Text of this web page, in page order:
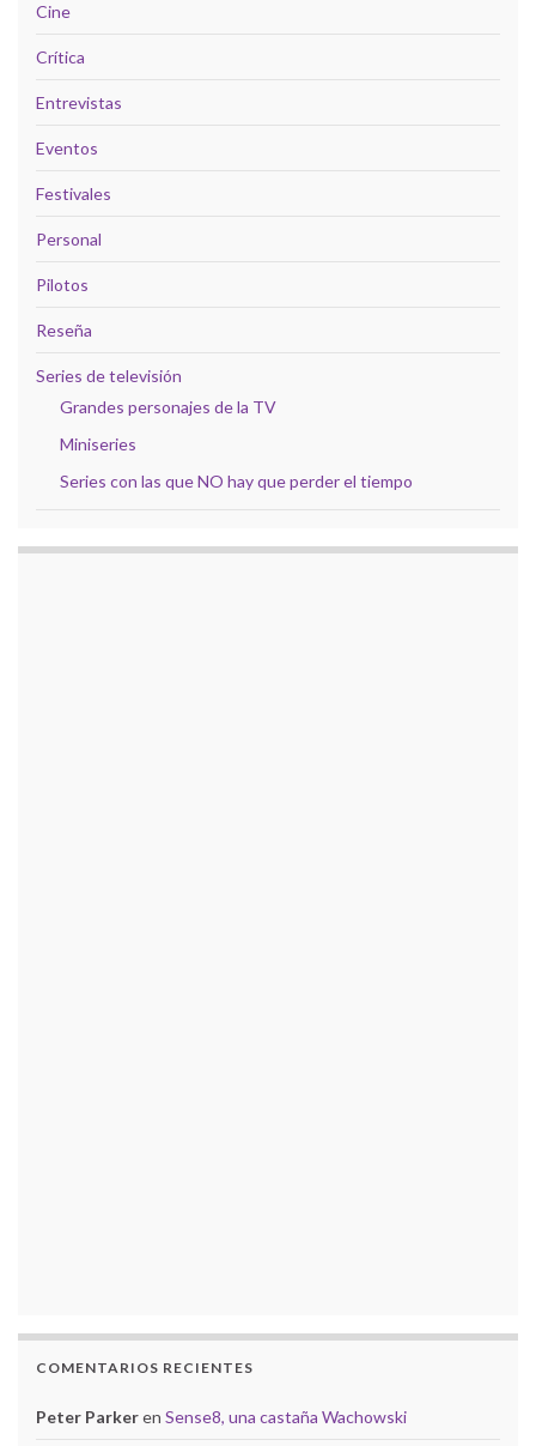
Cine
Crítica
Entrevistas
Eventos
Festivales
Personal
Pilotos
Reseña
Series de televisión
Grandes personajes de la TV
Miniseries
Series con las que NO hay que perder el tiempo
COMENTARIOS RECIENTES
Peter Parkeren Sense8, una castaña Wachowski